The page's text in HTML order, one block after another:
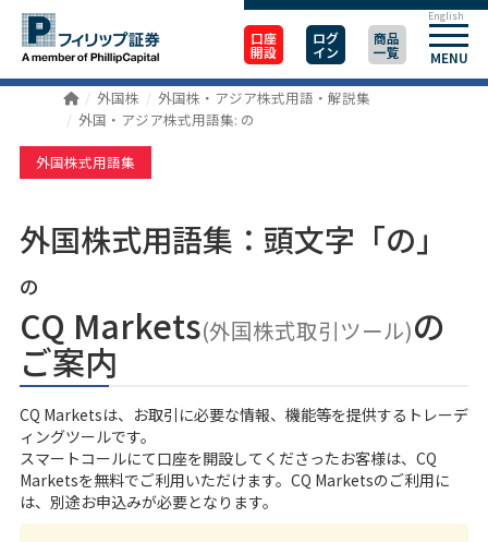
口座
開設
ログ
イン
商品
一覧 MENU
English
外国株
外国株・アジア株式用語・解説集
外国・アジア株式用語集: の
外国株式用語集
外国株式用語集：頭文字「の」
の
CQ Markets(外国株式取引ツール)の
ご案内
CQ Marketsは、お取引に必要な情報、機能等を提供するトレーデ
ィングツールです。
スマートコールにて口座を開設してくださったお客様は、CQ
Marketsを無料でご利用いただけます。CQ Marketsのご利用に
は、別途お申込みが必要となります。